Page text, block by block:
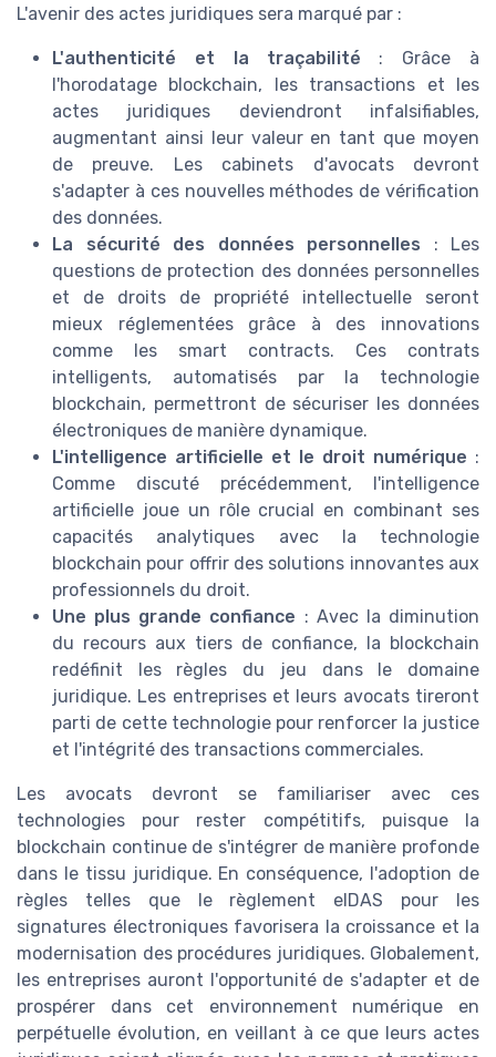
L'avenir des actes juridiques sera marqué par :
L'authenticité et la traçabilité : Grâce à
l'horodatage blockchain, les transactions et les
actes juridiques deviendront infalsifiables,
augmentant ainsi leur valeur en tant que moyen
de preuve. Les cabinets d'avocats devront
s'adapter à ces nouvelles méthodes de vérification
des données.
La sécurité des données personnelles : Les
questions de protection des données personnelles
et de droits de propriété intellectuelle seront
mieux réglementées grâce à des innovations
comme les smart contracts. Ces contrats
intelligents, automatisés par la technologie
blockchain, permettront de sécuriser les données
électroniques de manière dynamique.
L'intelligence artificielle et le droit numérique :
Comme discuté précédemment, l'intelligence
artificielle joue un rôle crucial en combinant ses
capacités analytiques avec la technologie
blockchain pour offrir des solutions innovantes aux
professionnels du droit.
Une plus grande confiance : Avec la diminution
du recours aux tiers de confiance, la blockchain
redéfinit les règles du jeu dans le domaine
juridique. Les entreprises et leurs avocats tireront
parti de cette technologie pour renforcer la justice
et l'intégrité des transactions commerciales.
Les avocats devront se familiariser avec ces
technologies pour rester compétitifs, puisque la
blockchain continue de s'intégrer de manière profonde
dans le tissu juridique. En conséquence, l'adoption de
règles telles que le règlement eIDAS pour les
signatures électroniques favorisera la croissance et la
modernisation des procédures juridiques. Globalement,
les entreprises auront l'opportunité de s'adapter et de
prospérer dans cet environnement numérique en
perpétuelle évolution, en veillant à ce que leurs actes